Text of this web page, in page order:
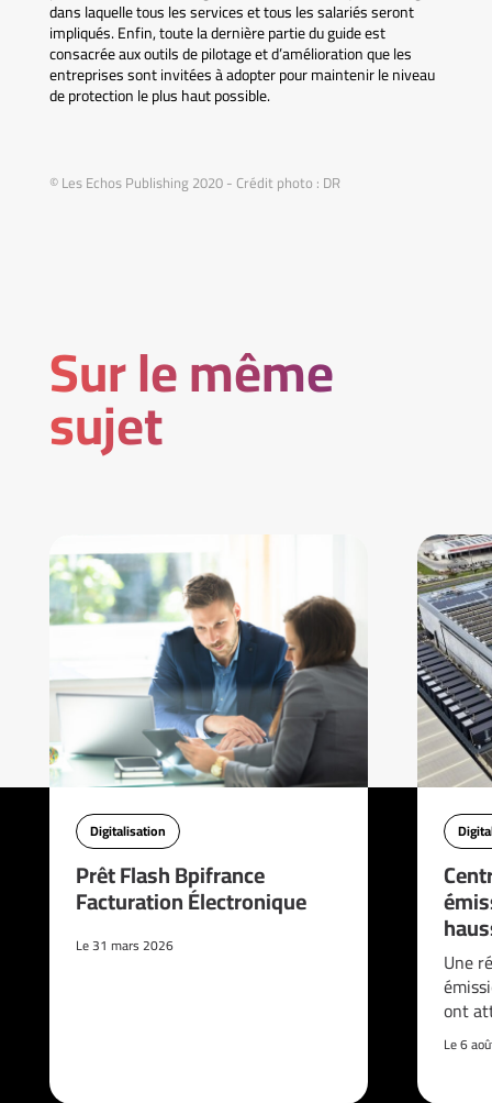
dans laquelle tous les services et tous les salariés seront
impliqués. Enfin, toute la dernière partie du guide est
consacrée aux outils de pilotage et d’amélioration que les
entreprises sont invitées à adopter pour maintenir le niveau
de protection le plus haut possible.
© Les Echos Publishing 2020 - Crédit photo : DR
Sur le même
sujet
Digitalisation
Prêt Flash Bpifrance
Facturation Électronique
Le 31 mars 2026
Une
ont
Le 6